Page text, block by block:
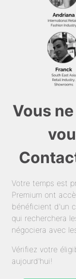
Vous
Votre temps est
Premium ont
bénéficient d'un
qui recherchera
négociera avec
Vérifiez votre
aujourd'hui!